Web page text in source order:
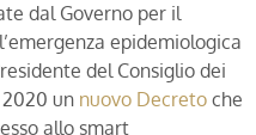
dal Governo per il
epidemiologica
del Consiglio dei
un nuovo Decreto che
allo smart